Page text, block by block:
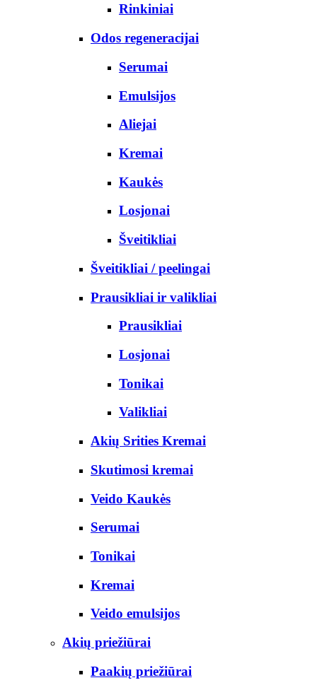
Rinkiniai
Odos regeneracijai
Serumai
Emulsijos
Aliejai
Kremai
Kaukės
Losjonai
Šveitikliai
Šveitikliai / peelingai
Prausikliai ir valikliai
Prausikliai
Losjonai
Tonikai
Valikliai
Akių Srities Kremai
Skutimosi kremai
Veido Kaukės
Serumai
Tonikai
Kremai
Veido emulsijos
Akių priežiūrai
Paakių priežiūrai